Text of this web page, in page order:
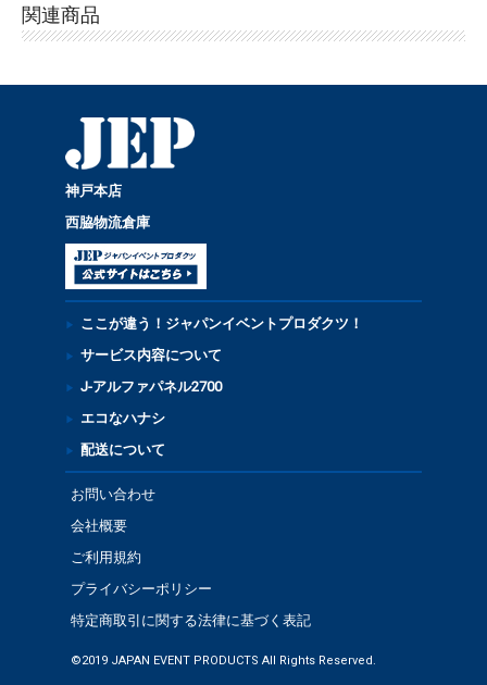
関連商品
神戸本店
西脇物流倉庫
ここが違う！ジャパンイベントプロダクツ！
サービス内容について
J-アルファパネル2700
エコなハナシ
配送について
お問い合わせ
会社概要
ご利用規約
プライバシーポリシー
特定商取引に関する法律に基づく表記
©2019 JAPAN EVENT PRODUCTS All Rights Reserved.